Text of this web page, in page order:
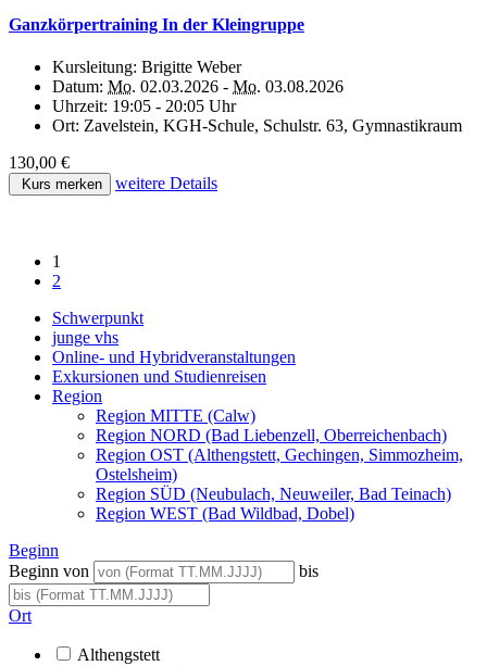
Ganzkörpertraining In der Kleingruppe
Kursleitung: Brigitte Weber
Datum: Mo. 02.03.2026 - Mo. 03.08.2026
Uhrzeit: 19:05 - 20:05 Uhr
Ort: Zavelstein, KGH-Schule, Schulstr. 63, Gymnastikraum
130,00 €
Kurs merken weitere Details
1
2
Schwerpunkt
junge vhs
Online- und Hybridveranstaltungen
Exkursionen und Studienreisen
Region
Region MITTE (Calw)
Region NORD (Bad Liebenzell, Oberreichenbach)
Region OST (Althengstett, Gechingen, Simmozheim,
Ostelsheim)
Region SÜD (Neubulach, Neuweiler, Bad Teinach)
Region WEST (Bad Wildbad, Dobel)
Beginn
Beginn von
bis
Ort
Althengstett